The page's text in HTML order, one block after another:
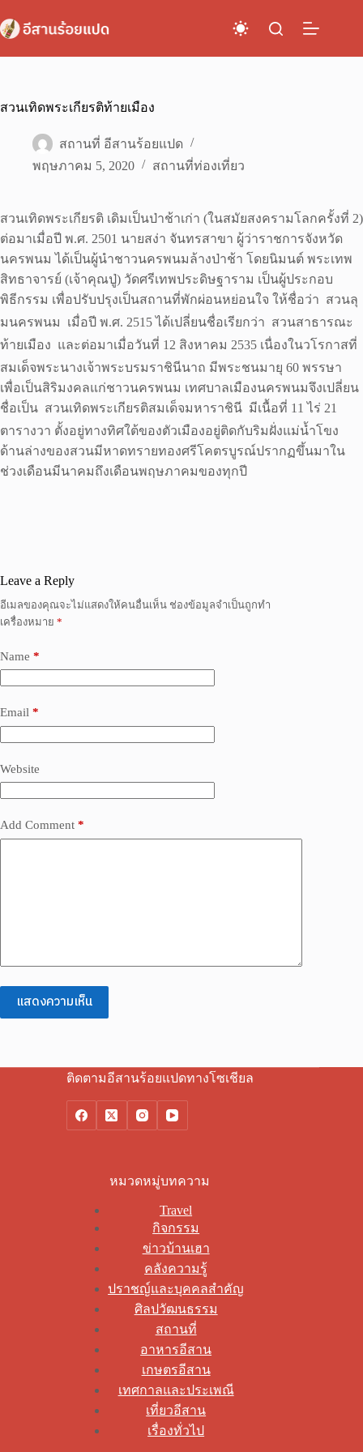
to
content
สวนเทิดพระเกียรติท้ายเมือง
สถานที่ อีสานร้อยแปด
พฤษภาคม 5, 2020
สถานที่ท่องเที่ยว
สวนเทิดพระเกียรติ เดิมเป็นป่าช้าเก่า (ในสมัยสงครามโลกครั้งที่ 2)
ต่อมาเมื่อปี พ.ศ. 2501 นายสง่า จันทรสาขา ผู้ว่าราชการจังหวัด
นครพนม ได้เป็นผู้นำชาวนครพนมล้างป่าช้า โดยนิมนต์ พระเทพ
สิทธาจารย์ (เจ้าคุณปู่) วัดศรีเทพประดิษฐาราม เป็นผู้ประกอบ
พิธีกรรม เพื่อปรับปรุงเป็นสถานที่พักผ่อนหย่อนใจ ให้ชื่อว่า  สวนลุ
มนครพนม  เมื่อปี พ.ศ. 2515 ได้เปลี่ยนชื่อเรียกว่า  สวนสาธารณะ
ท้ายเมือง  และต่อมาเมื่อวันที่ 12 สิงหาคม 2535 เนื่องในวโรกาสที่
สมเด็จพระนางเจ้าพระบรมราชินีนาถ มีพระชนมายุ 60 พรรษา
เพื่อเป็นสิริมงคลแก่ชาวนครพนม เทศบาลเมืองนครพนมจึงเปลี่ยน
ชื่อเป็น  สวนเทิดพระเกียรติสมเด็จมหาราชินี  มีเนื้อที่ 11 ไร่ 21
ตารางวา ตั้งอยู่ทางทิศใต้ของตัวเมืองอยู่ติดกับริมฝั่งแม่น้ำโขง
ด้านล่างของสวนมีหาดทรายทองศรีโคตรบูรณ์ปรากฏขึ้นมาใน
ช่วงเดือนมีนาคมถึงเดือนพฤษภาคมของทุกปี
Leave a Reply
อีเมลของคุณจะไม่แสดงให้คนอื่นเห็น ช่องข้อมูลจำเป็นถูกทำ
เครื่องหมาย *
Name *
Email *
Website
Add Comment *
แสดงความเห็น
ติดตามอีสานร้อยแปดทางโซเชียล
หมวดหมู่บทความ
Travel
กิจกรรม
ข่าวบ้านเฮา
คลังความรู้
ปราชญ์และบุคคลสำคัญ
ศิลปวัฒนธรรม
สถานที่
อาหารอีสาน
เกษตรอีสาน
เทศกาลและประเพณี
เที่ยวอีสาน
เรื่องทั่วไป